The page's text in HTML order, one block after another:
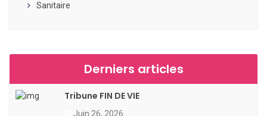
Sanitaire
Derniers articles
Tribune FIN DE VIE
Juin 26, 2026